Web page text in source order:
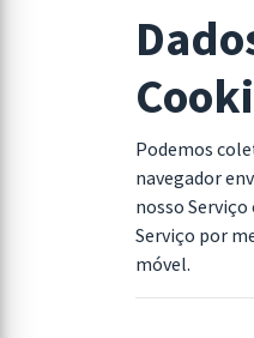
Podemos
navegador
nosso Serviço
Serviço por
móvel.